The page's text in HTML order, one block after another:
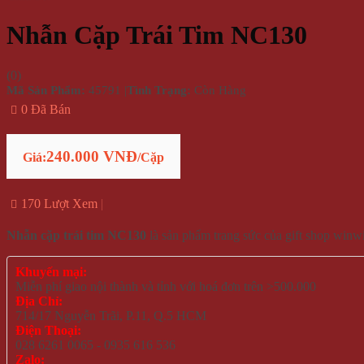
Nhẫn Cặp Trái Tim NC130
(0)
Mã Sản Phẩm: 45791 |Tình Trạng: Còn Hàng
0 Đã Bán
Giá:240.000 VNĐ/Cặp
170 Lượt Xem
Nhẫn cặp trái tim NC130 là sản phẩm trang sức của gift shop
Khuyến mại:
Miễn phí giao nội thành và tỉnh với hoá đơn trên >500.000
Địa Chỉ:
714/17 Nguyễn Trãi, P.11, Q.5 HCM
Điện Thoại:
028 6261 0065 - 0935 616 536
Zalo: